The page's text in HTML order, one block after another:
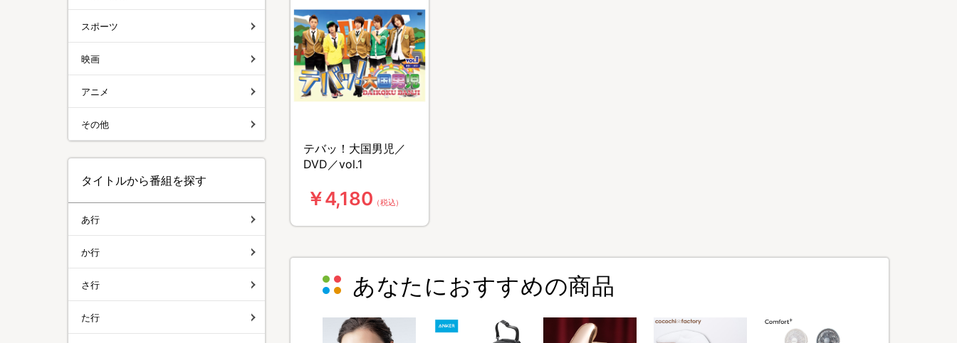
テバッ！大国男児／
DVD／vol.1
￥4,180 （税込）
あなたにおすすめの商品
スポーツ
映画
アニメ
その他
タイトルから番組を探す
あ行
か行
さ行
た行